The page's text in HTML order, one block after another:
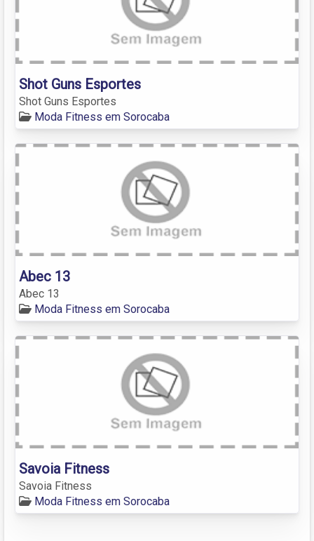
Shot Guns Esportes
Shot Guns Esportes
Moda Fitness em Sorocaba
Abec 13
Abec 13
Moda Fitness em Sorocaba
Savoia Fitness
Savoia Fitness
Moda Fitness em Sorocaba